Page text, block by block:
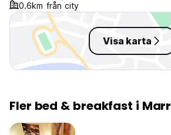
0.6km från city
Visa karta
Fler bed & breakfast i